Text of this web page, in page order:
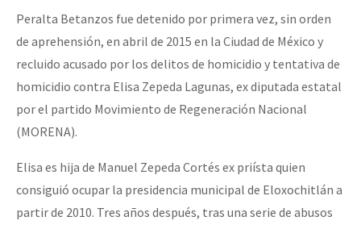
Peralta Betanzos fue detenido por primera vez, sin orden
de aprehensión, en abril de 2015 en la Ciudad de México y
recluido acusado por los delitos de homicidio y tentativa de
homicidio contra Elisa Zepeda Lagunas, ex diputada estatal
por el partido Movimiento de Regeneración Nacional
(MORENA).
Elisa es hija de Manuel Zepeda Cortés ex priísta quien
consiguió ocupar la presidencia municipal de Eloxochitlán a
partir de 2010. Tres años después, tras una serie de abusos